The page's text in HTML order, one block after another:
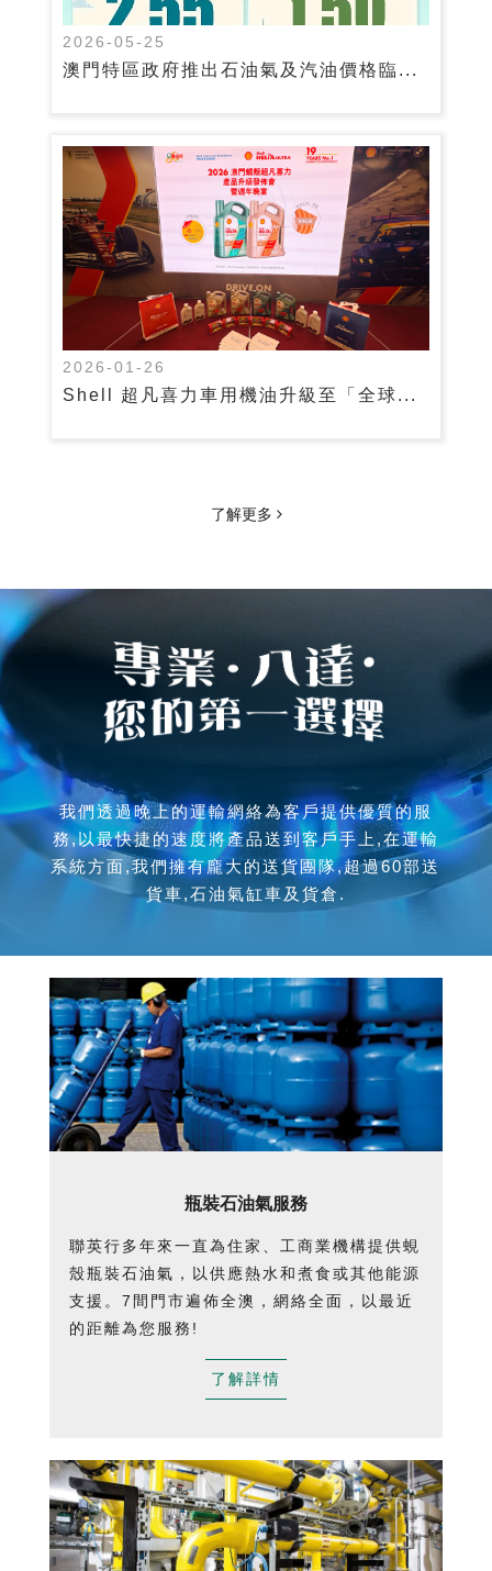
2026-05-25
澳門特區政府推出石油氣及汽油價格臨...
2026-01-26
Shell 超凡喜力車用機油升級至「全球...
了解更多
我們透過晚上的運輸網絡為客戶提供優質的服
務,以最快捷的速度將產品送到客戶手上,在運輸
系統方面,我們擁有龐大的送貨團隊,超過60部送
貨車,石油氣缸車及貨倉.
瓶裝石油氣服務
聯英行多年來一直為住家、工商業機構提供蜆
殼瓶裝石油氣，以供應熱水和煮食或其他能源
支援。7間門市遍佈全澳，網絡全面，以最近
的距離為您服務!
了解詳情